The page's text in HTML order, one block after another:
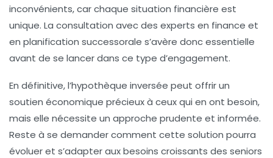
inconvénients, car chaque situation financière est
unique. La consultation avecdes experts en finance et
en planification successorale s’avère donc essentielle
avant de se lancer dans ce type d’engagement.
En définitive, l’hypothèque inversée peut offrir un
soutien économique précieux à ceux qui en ont besoin,
mais elle nécessite un approche prudente et informée.
Reste à se demander comment cette solution pourra
évoluer et s’adapter aux besoins croissants des seniors